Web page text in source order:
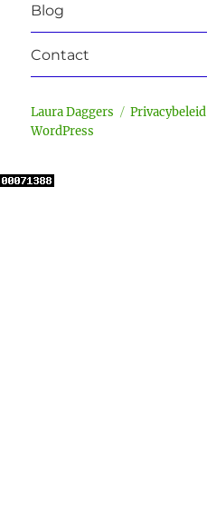
Blog
Contact
Laura Daggers Privacybeleid
WordPress